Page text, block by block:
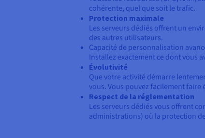
cohérente, quel que soit le trafic.
Protection maximale
Les serveurs dédiés offrent un
des autres utilisateurs.
Capacité de personnalisation
Installez exactement ce dont vous
Évolutivité
Que votre activité démarre
vous. Vous pouvez facilement
Respect de la réglementation
Les serveurs dédiés vous offrent
administrations) où la protection